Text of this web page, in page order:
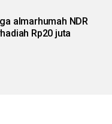
almarhumah NDR
Rp20 juta